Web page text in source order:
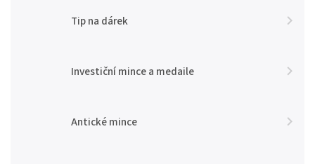
Tip na dárek
Investiční mince a medaile
Antické mince